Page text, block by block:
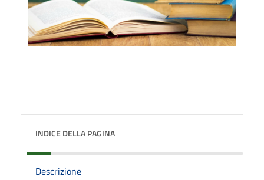
INDICE DELLA PAGINA
Descrizione